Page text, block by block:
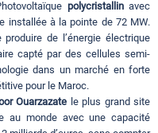
polycristallinavec
installée à la pointe de 72 MW.
de l’énergie électrique
capté par des cellules semi-
dans un marché en forte
pour le Maroc.
Ouarzazate le plus grand site
au monde avec une capacité